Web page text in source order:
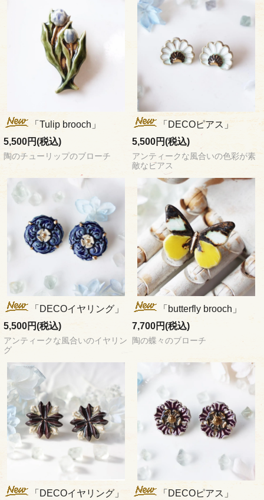
「Tulip brooch」
5,500円(税込)
陶のチューリップのブローチ
「DECOピアス」
5,500円(税込)
アンティークな風合いの色彩が素
敵なピアス
「DECOイヤリング」
5,500円(税込)
アンティークな風合いのイヤリン
グ
「butterfly brooch」
7,700円(税込)
陶の蝶々のブローチ
「DECOイヤリング」
「DECOピアス」